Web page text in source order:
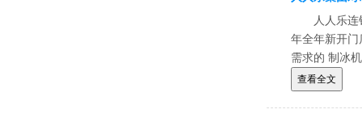
人人乐
年全年新开门
需求的 制冰
资格条件的
查看全文